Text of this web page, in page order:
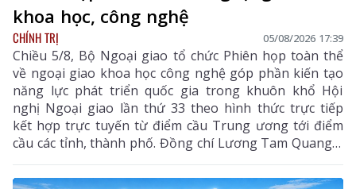
khoa học, công nghệ
CHÍNH TRỊ 05/08/2026 17:39
Chiều 5/8, Bộ Ngoại giao tổ chức Phiên họp toàn thể
về ngoại giao khoa học công nghệ góp phần kiến tạo
năng lực phát triển quốc gia trong khuôn khổ Hội
nghị Ngoại giao lần thứ 33 theo hình thức trực tiếp
kết hợp trực tuyến từ điểm cầu Trung ương tới điểm
cầu các tỉnh, thành phố. Đồng chí Lương Tam Quang –
Uỷ viên Bộ Chính trị, Bộ trưởng Bộ Công an, Phó
Trưởng ban Thường trực Ban Chỉ đạo Trung ương